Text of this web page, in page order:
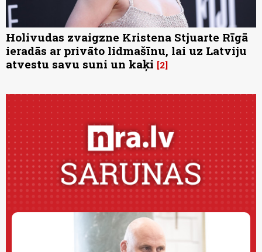
Holivudas zvaigzne Kristena Stjuarte Rīgā
ieradās ar privāto lidmašīnu, lai uz Latviju
atvestu savu suni un kaķi 2